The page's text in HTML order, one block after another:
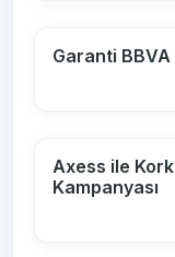
Garanti
Axess ile
Kampanyası